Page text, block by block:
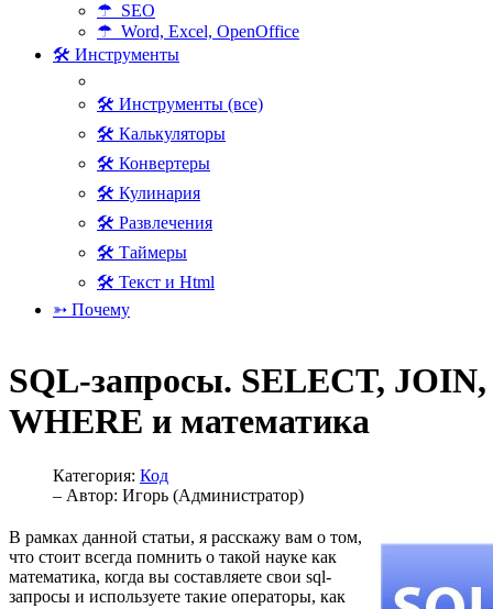
☂ SEO
☂ Word, Excel, OpenOffice
🛠 Инструменты
🛠 Инструменты (все)
🛠 Калькуляторы
🛠 Конвертеры
🛠 Кулинария
🛠 Развлечения
🛠 Таймеры
🛠 Текст и Html
➳ Почему
SQL-запросы. SELECT, JOIN,
WHERE и математика
Категория: Код
– Автор: Игорь (Администратор)
В рамках данной статьи, я расскажу вам о том,
что стоит всегда помнить о такой науке как
математика, когда вы составляете свои sql-
запросы и используете такие операторы, как